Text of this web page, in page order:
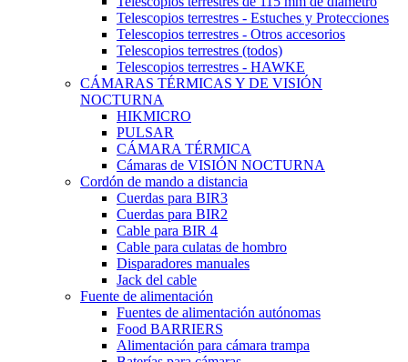
Telescopios terrestres - Estuches y Protecciones
Telescopios terrestres - Otros accesorios
Telescopios terrestres (todos)
Telescopios terrestres - HAWKE
CÁMARAS TÉRMICAS Y DE VISIÓN
NOCTURNA
HIKMICRO
PULSAR
CÁMARA TÉRMICA
Cámaras de VISIÓN NOCTURNA
Cordón de mando a distancia
Cuerdas para BIR3
Cuerdas para BIR2
Cable para BIR 4
Cable para culatas de hombro
Disparadores manuales
Jack del cable
Fuente de alimentación
Fuentes de alimentación autónomas
Food BARRIERS
Alimentación para cámara trampa